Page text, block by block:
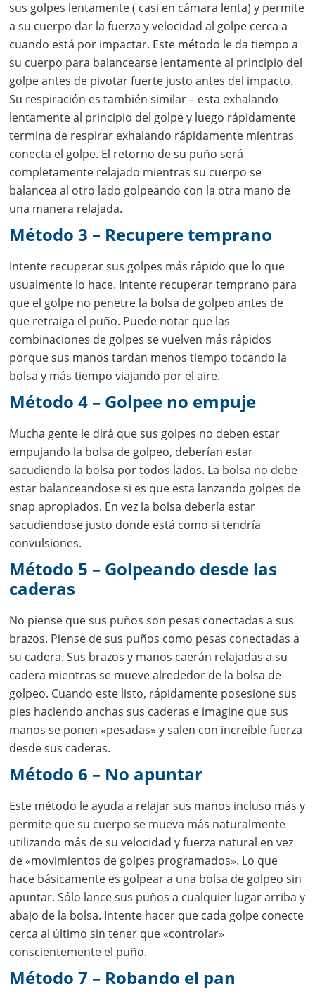
sus golpes lentamente ( casi en cámara lenta) y permite
a su cuerpo dar la fuerza y velocidad al golpe cerca a
cuando está por impactar. Este método le da tiempo a
su cuerpo para balancearse lentamente al principio del
golpe antes de pivotar fuerte justo antes del impacto.
Su respiración es también similar – esta exhalando
lentamente al principio del golpe y luego rápidamente
termina de respirar exhalando rápidamente mientras
conecta el golpe. El retorno de su puño será
completamente relajado mientras su cuerpo se
balancea al otro lado golpeando con la otra mano de
una manera relajada.
Método 3 – Recupere temprano
Intente recuperar sus golpes más rápido que lo que
usualmente lo hace. Intente recuperar temprano para
que el golpe no penetre la bolsa de golpeo antes de
que retraiga el puño. Puede notar que las
combinaciones de golpes se vuelven más rápidos
porque sus manos tardan menos tiempo tocando la
bolsa y más tiempo viajando por el aire.
Método 4 – Golpee no empuje
Mucha gente le dirá que sus golpes no deben estar
empujando la bolsa de golpeo, deberían estar
sacudiendo la bolsa por todos lados. La bolsa no debe
estar balanceandose si es que esta lanzando golpes de
snap apropiados. En vez la bolsa debería estar
sacudiendose justo donde está como si tendría
convulsiones.
Método 5 – Golpeando desde las
caderas
No piense que sus puños son pesas conectadas a sus
brazos. Piense de sus puños como pesas conectadas a
su cadera. Sus brazos y manos caerán relajadas a su
cadera mientras se mueve alrededor de la bolsa de
golpeo. Cuando este listo, rápidamente posesione sus
pies haciendo anchas sus caderas e imagine que sus
manos se ponen «pesadas» y salen con increíble fuerza
desde sus caderas.
Método 6 – No apuntar
Este método le ayuda a relajar sus manos incluso más y
permite que su cuerpo se mueva más naturalmente
utilizando más de su velocidad y fuerza natural en vez
de «movimientos de golpes programados». Lo que
hace básicamente es golpear a una bolsa de golpeo sin
apuntar. Sólo lance sus puños a cualquier lugar arriba y
abajo de la bolsa. Intente hacer que cada golpe conecte
cerca al último sin tener que «controlar»
conscientemente el puño.
Método 7 – Robando el pan